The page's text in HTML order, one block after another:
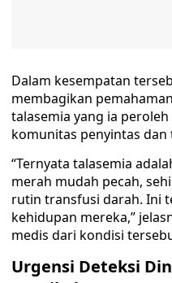
Dalam kesempatan
membagikan
talasemia yang ia
komunitas penyintas dan
“Ternyata talasemia
merah mudah pecah,
rutin transfusi darah. Ini
kehidupan mereka,”
medis dari kondisi
Urgensi Deteksi